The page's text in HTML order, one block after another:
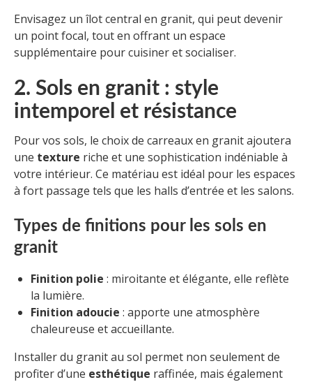
Envisagez un îlot central en granit, qui peut devenir
un point focal, tout en offrant un espace
supplémentaire pour cuisiner et socialiser.
2. Sols en granit : style
intemporel et résistance
Pour vos sols, le choix de carreaux en granit ajoutera
une texture riche et une sophistication indéniable à
votre intérieur. Ce matériau est idéal pour les espaces
à fort passage tels que les halls d’entrée et les salons.
Types de finitions pour les sols en
granit
Finition polie : miroitante et élégante, elle reflète
la lumière.
Finition adoucie : apporte une atmosphère
chaleureuse et accueillante.
Installer du granit au sol permet non seulement de
profiter d’une esthétique raffinée, mais également